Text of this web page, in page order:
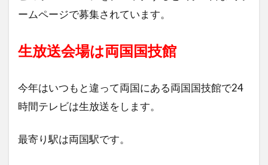
ームページで募集されています。
生放送会場は両国国技館
今年はいつもと違って両国にある両国国技館で24
時間テレビは生放送をします。
最寄り駅は両国駅です。